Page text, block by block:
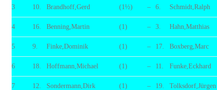
3 10. Brandhoff,Gerd (1½) – 6. Schmidt,Ralph
4 16. Benning,Martin (1) – 3. Hahn,Matthias
5 9. Finke,Dominik (1) – 17. Boxberg,Marc
6 18. Hoffmann,Michael (1) – 11. Funke,Eckhard
7 12. Sondermann,Dirk (1) – 19. Tolksdorf,Jürgen